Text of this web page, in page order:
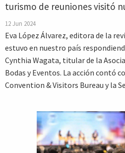
turismo de reuniones visitó
12 Jun 2024
Eva López Álvarez, editora de la
estuvo en nuestro país
Cynthia Wagata, titular de la
Bodas y Eventos. La acción contó
Convention & Visitors Bureau y la